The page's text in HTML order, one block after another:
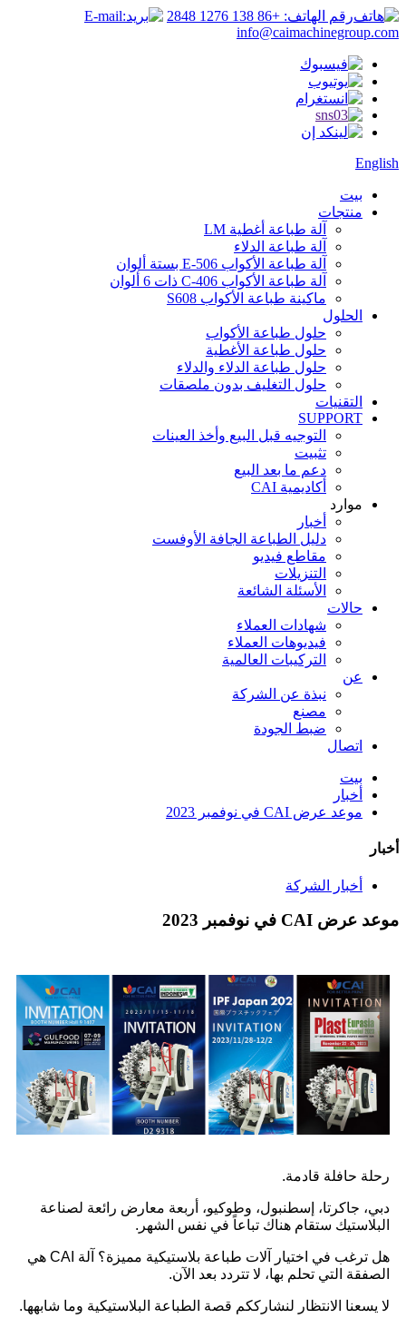
رقم الهاتف: +86 138 1276 2848
E-mail:
info@caimachinegroup.com
English
بيت
منتجات
آلة طباعة أغطية LM
آلة طباعة الدلاء
آلة طباعة الأكواب E-506 بستة ألوان
آلة طباعة الأكواب C-406 ذات 6 ألوان
ماكينة طباعة الأكواب S608
الحلول
حلول طباعة الأكواب
حلول طباعة الأغطية
حلول طباعة الدلاء والدلاء
حلول التغليف بدون ملصقات
التقنيات
SUPPORT
التوجيه قبل البيع وأخذ العينات
تثبيت
دعم ما بعد البيع
أكاديمية CAI
موارد
أخبار
دليل الطباعة الجافة الأوفست
مقاطع فيديو
التنزيلات
الأسئلة الشائعة
حالات
شهادات العملاء
فيديوهات العملاء
التركيبات العالمية
عن
نبذة عن الشركة
مصنع
ضبط الجودة
اتصال
بيت
أخبار
موعد عرض CAI في نوفمبر 2023
أخبار
أخبار الشركة
موعد عرض CAI في نوفمبر 2023
رحلة حافلة قادمة.
دبي، جاكرتا، إسطنبول، وطوكيو، أربعة معارض رائعة لصناعة
البلاستيك ستقام هناك تباعاً في نفس الشهر.
هل ترغب في اختيار آلات طباعة بلاستيكية مميزة؟ آلة CAI هي
الصفقة التي تحلم بها، لا تتردد بعد الآن.
لا يسعنا الانتظار لنشارككم قصة الطباعة البلاستيكية وما شابهها.